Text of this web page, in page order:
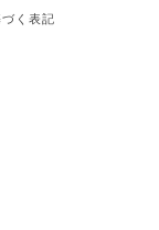
く表記